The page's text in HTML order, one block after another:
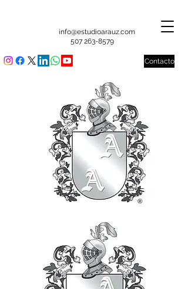
info@estudioarauz.com
507 263-8579
Contacto